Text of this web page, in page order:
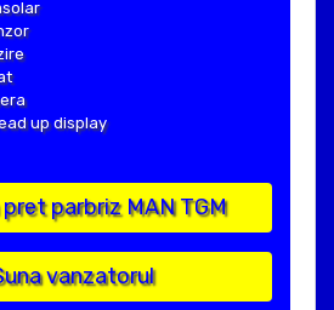
up display
parbriz MAN TGM
vanzatorul